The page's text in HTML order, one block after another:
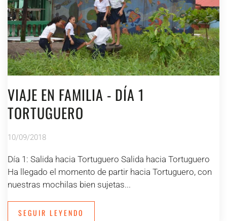
VIAJE EN FAMILIA - DÍA 1
TORTUGUERO
10/09/2018
Día 1: Salida hacia Tortuguero Salida hacia Tortuguero
Ha llegado el momento de partir hacia Tortuguero, con
nuestras mochilas bien sujetas...
SEGUIR LEYENDO